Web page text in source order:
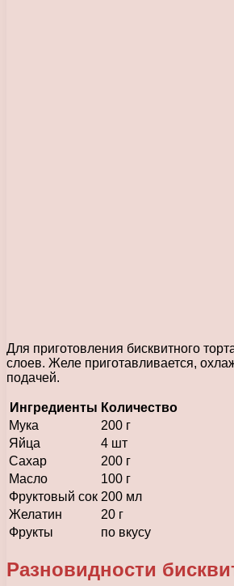
Для приготовления бисквитного
слоев. Желе приготавливается,
подачей.
Ингредиенты Количество
Мука
200 г
Яйца
4 шт
Сахар
200 г
Масло
100 г
Фруктовый сок 200 мл
Желатин
20 г
Фрукты
по вкусу
Разновидности